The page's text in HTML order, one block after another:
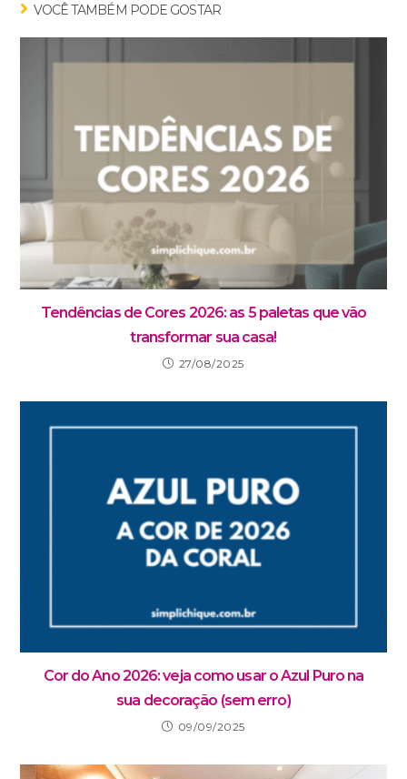
VOCÊ TAMBÉM PODE GOSTAR
Tendências de Cores 2026: as 5 paletas que vão
transformar sua casa!
27/08/2025
Cor do Ano 2026: veja como usar o Azul Puro na
sua decoração (sem erro)
09/09/2025